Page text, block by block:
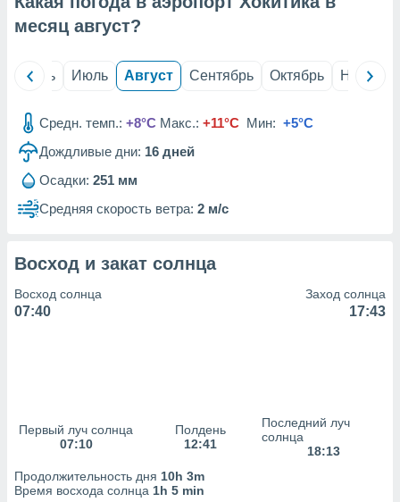
из
данных
наших 1199
месяц август?
Июнь Июль Август Сентябрь Октябрь Ноябрь
Средн. темп.: +8°C Макс.: +11°C Мин: +5°C
Дождливые дни: 16 дней
Осадки: 251 мм
Средняя скорость ветра: 2 м/с
Восход и закат солнца
Восход солнца
07:40
Заход солнца
17:43
Первый луч солнца
07:10
Полдень
12:41
Последний луч
солнца
18:13
Продолжительность дня 10h 3m
Время восхода солнца 1h 5 min